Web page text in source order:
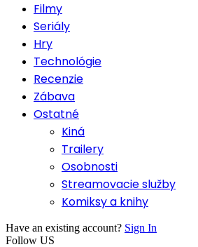
Filmy
Seriály
Hry
Technológie
Recenzie
Zábava
Ostatné
Kiná
Trailery
Osobnosti
Streamovacie služby
Komiksy a knihy
Have an existing account? Sign In
Follow US